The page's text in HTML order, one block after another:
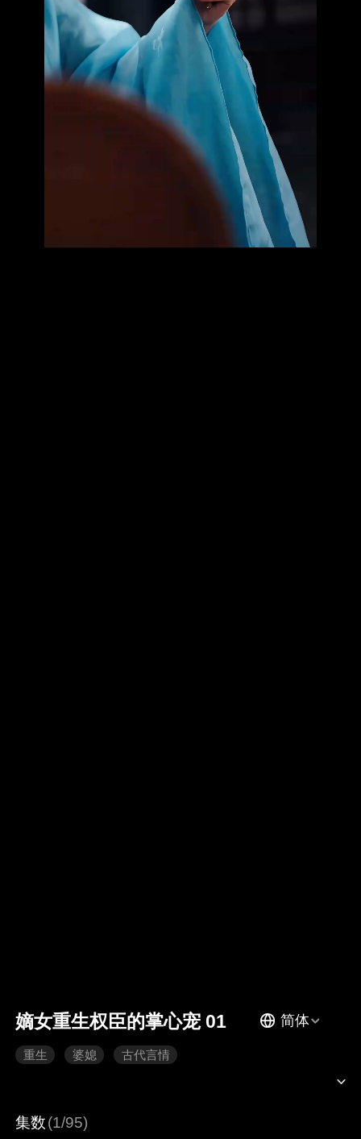
嫡女重生权臣的掌心宠 01 简体
重生 婆媳 古代言情
集数(1/95)